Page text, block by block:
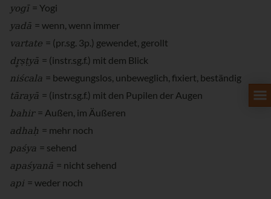
yogī = Yogi
yadā = wenn, wenn immer
vartate = (pr.sg. 3p.) gewendet, gerollt
dr̥ṣṭyā = (instr.sg.f.) mit dem Blick
niścala = bewegungslos, unbeweglich, fixiert, beständig
tārayā = (instr.sg.f.) mit den Pupilen der Augen
bahir = Außen, im Äußeren
adhaḥ = mehr noch
paśya = sehend
apaśyanā = nicht sehend
api = weder noch